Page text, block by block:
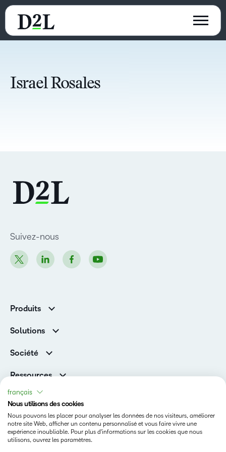
Israel Rosales
Suivez-nous
Produits
Services et assistance
Solutions
D2L pour les entreprises
De la maternelle à la 12e année
Organisations de formation
Société
Fil d’actualité
Prix et reconnaissances
Relations avec les investisseurs
Ressources
Versions de produits D2L
Communauté
Statut
Conditions d’utilisation
français
Nous utilisons des cookies
Nous pouvons les placer pour analyser les données de nos visiteurs, améliorer
notre site Web, afficher un contenu personnalisé et vous faire vivre une
expérience inoubliable. Pour plus d'informations sur les cookies que nous
utilisons, ouvrez les paramètres.